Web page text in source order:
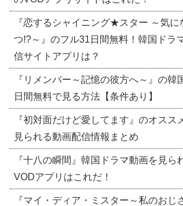
『恋するシャイニング★スター ～気に
つ!?～』のフル31日間無料！韓国ドラ
信サイトアプリは？
『リメンバー～記憶の彼方へ～』の韓
日間無料で見る方法【条件あり】
『初対面だけど愛してます』のオスス
見られる動画配信情報まとめ
『十八の瞬間』韓国ドラマ動画を見ら
VODアプリはこれだ！
『マイ・ディア・ミスター～私のおじ